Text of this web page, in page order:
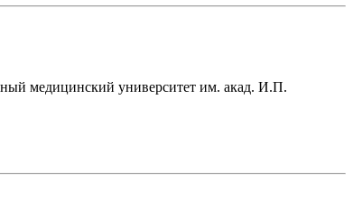
медицинский университет им. акад. И.П.